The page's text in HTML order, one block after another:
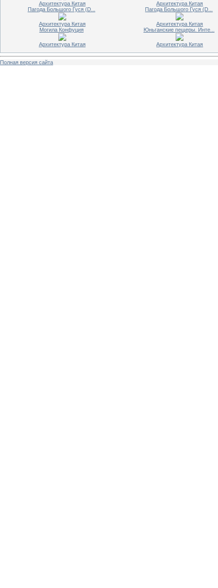
Архитектура Китая
Архитектура Китая
Пагода Большого Гуся (D...
Архитектура Китая
Пагода Большого Гуся (D...
Архитектура Китая
Могила Конфуция
Архитектура Китая
Юньганские пещеры. Инте...
Архитектура Китая
Полная версия сайта